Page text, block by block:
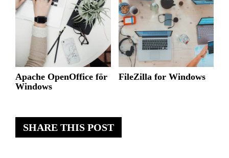
SHARE THIS POST
Apache OpenOffice för
Windows
FileZilla for Windows